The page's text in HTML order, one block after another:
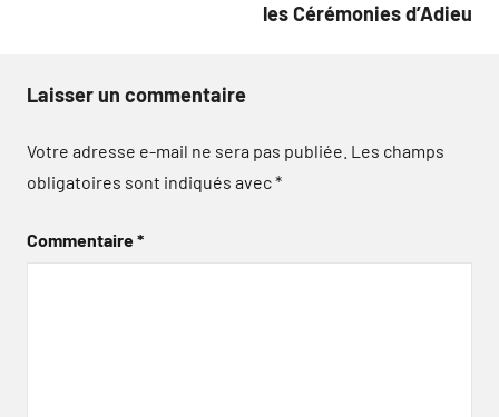
les Cérémonies d’Adieu
Laisser un commentaire
Votre adresse e-mail ne sera pas publiée. Les champs
obligatoires sont indiqués avec*
Commentaire*